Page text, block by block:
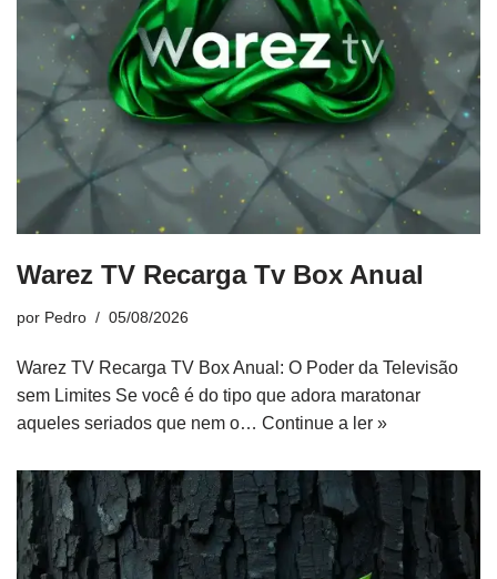
Warez TV Recarga Tv Box Anual
por Pedro 05/08/2026
Warez TV Recarga TV Box Anual: O Poder da Televisão
sem Limites Se você é do tipo que adora maratonar
aqueles seriados que nem o… Continue a ler »